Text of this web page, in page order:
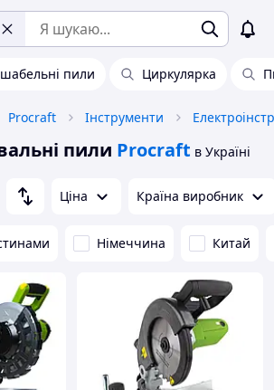
пили Циркулярка
Procraft Інструменти
пили Procraft в Україні
Ціна Країна виробник
Німеччина Китай